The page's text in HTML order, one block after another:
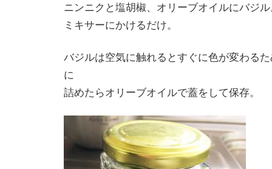
ニンニクと塩胡椒、オリーブオイルにバジ
ミキサーにかけるだけ。
バジルは空気に触れるとすぐに色が変わる
に
詰めたらオリーブオイルで蓋をして保存。